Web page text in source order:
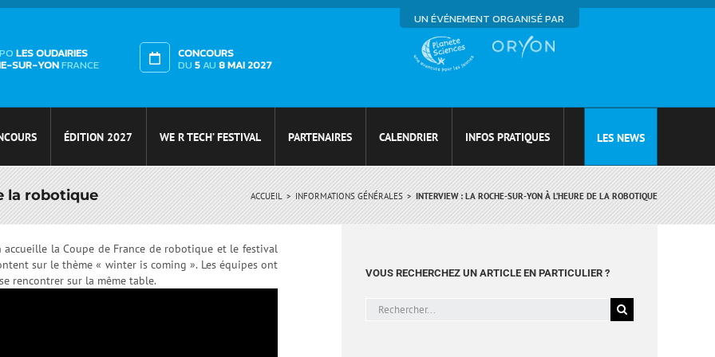
UN ÉVÉNEMENT ORGANISÉ PAR
LES OUDAIRIES
SUR-YONFRANCE
CONCOURS
DU 5AU 8 MAI 2027
ÉDITION 2027 WE R TECH’ FESTIVAL PARTENAIRES CALENDRIER INFOS PRATIQUES LES NEWS
la robotique ACCUEIL INFORMATIONS GÉNÉRALES INTERVIEW : LA ROCHE-SUR-YON À L’HEURE DE LA ROBOTIQUE
accueille la Coupe de France de robotique et le festival
sur le thème « winter is coming ». Les équipes ont
rencontrer sur la même table.
VOUS RECHERCHEZ UN ARTICLE EN PARTICULIER ?
Rechercher: